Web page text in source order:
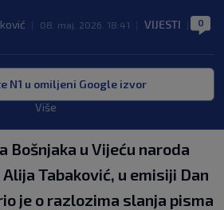
08. maj. 2026. 18:41 VIJESTI 0
N1 u omiljeni Google izvor
Više
Bošnjaka u Vijeću naroda
Tabaković, u emisiji Dan
je o razlozima slanja pisma